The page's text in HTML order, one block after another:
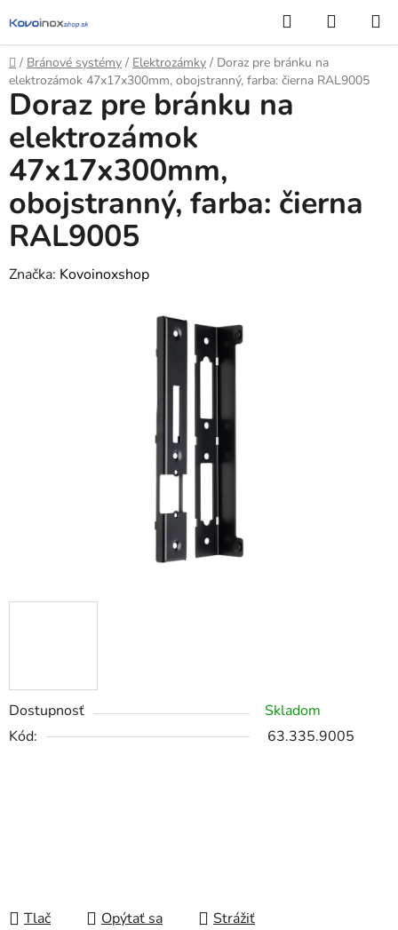
na
obsah
Hľadať
KOŠÍK
Domov
/ Bránové systémy / Elektrozámky / Doraz pre bránku na
elektrozámok 47x17x300mm, obojstranný, farba: čierna RAL9005
Dostupnosť
Skladom
Kód:
63.335.9005
Tlač Opýtať sa Strážiť
Doraz pre bránku na
elektrozámok
47x17x300mm,
obojstranný, farba: čierna
RAL9005
Značka: Kovoinoxshop